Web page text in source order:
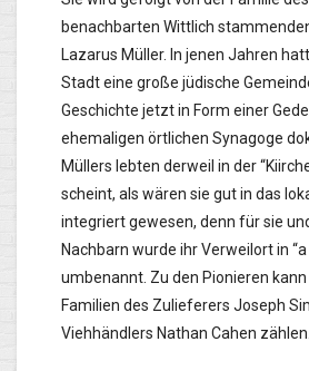
benachbarten Wittlich
Lazarus Müller. In jenen Jahren
Stadt eine große jüdische
Geschichte jetzt in Form einer
ehemaligen örtlichen Synagoge
Müllers lebten derweil in der
scheint, als wären sie gut in das
integriert gewesen, denn für sie
Nachbarn wurde ihr Verweilort in “a
umbenannt. Zu den Pionieren
Familien des Zulieferers Joseph
Viehhändlers Nathan Cahen zählen.